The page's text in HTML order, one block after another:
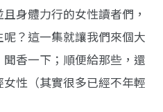
身體力行的女性讀者們，
？這一集就讓我們來個大
香一下；順便給那些，還
性（其實很多已經不年輕